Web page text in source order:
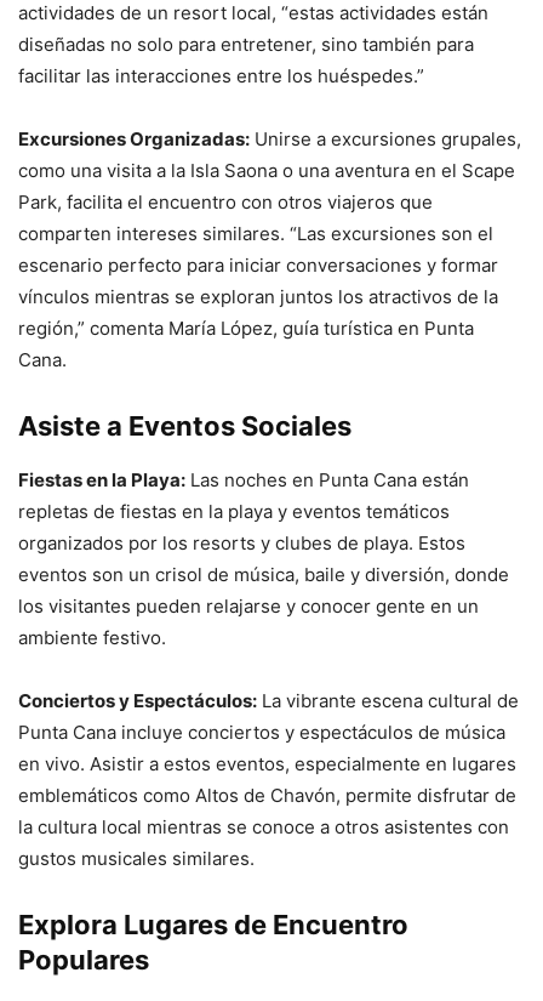
actividades de un resort local, “estas actividades están
diseñadas no solo para entretener, sino también para
facilitar las interacciones entre los huéspedes.”
Excursiones Organizadas: Unirse a excursiones grupales,
como una visita a la Isla Saona o una aventura en el Scape
Park, facilita el encuentro con otros viajeros que
comparten intereses similares. “Las excursiones son el
escenario perfecto para iniciar conversaciones y formar
vínculos mientras se exploran juntos los atractivos de la
región,” comenta María López, guía turística en Punta
Cana.
Asiste a Eventos Sociales
Fiestas en la Playa: Las noches en Punta Cana están
repletas de fiestas en la playa y eventos temáticos
organizados por los resorts y clubes de playa. Estos
eventos son un crisol de música, baile y diversión, donde
los visitantes pueden relajarse y conocer gente en un
ambiente festivo.
Conciertos y Espectáculos: La vibrante escena cultural de
Punta Cana incluye conciertos y espectáculos de música
en vivo. Asistir a estos eventos, especialmente en lugares
emblemáticos como Altos de Chavón, permite disfrutar de
la cultura local mientras se conoce a otros asistentes con
gustos musicales similares.
Explora Lugares de Encuentro
Populares